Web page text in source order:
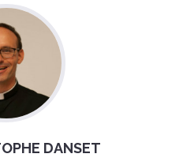
DANSET